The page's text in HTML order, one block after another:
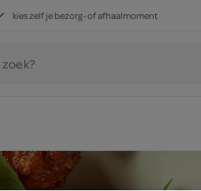
kies zelf je bezorg- of afhaalmoment